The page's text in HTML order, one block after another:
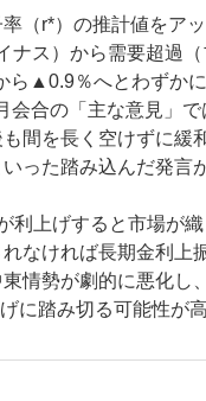
（r*）の推計値をア
ナス）から需要超過
▲0.9％へとわずか
会合の「主な意見」
間を長く空けずに
った踏み込んだ発言
利上げすると市場が
なければ長期金利
情勢が劇的に悪化し
に踏み切る可能性が高